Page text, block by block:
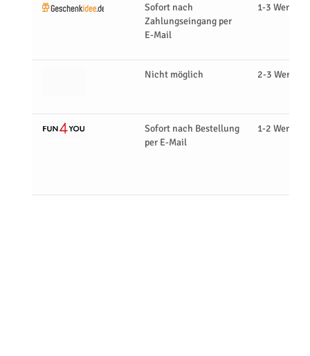
Sofort nach
Zahlungseingang per
E-Mail
1-3
Nicht möglich 2-3
Sofort nach Bestellung
per E-Mail
1-2